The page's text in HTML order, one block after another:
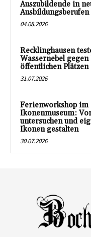
Auszubildende in
Ausbildungsberufen
04.08.2026
Recklinghausen
Wassernebel
öffentlichen Plätzen
31.07.2026
Ferienworkshop im
Ikonenmuseum:
untersuchen und
Ikonen gestalten
30.07.2026